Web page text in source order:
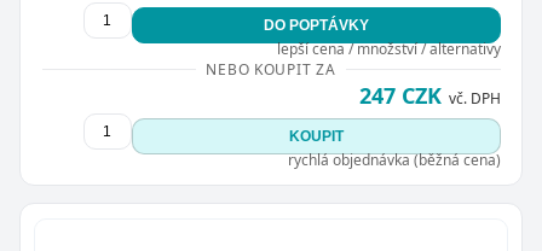
DO POPTÁVKY
lepší cena / množství / alternativy
NEBO KOUPIT ZA
247 CZK vč. DPH
KOUPIT
rychlá objednávka (běžná cena)